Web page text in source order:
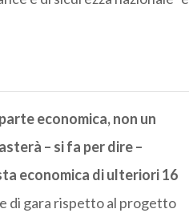
economica, non un
– si fa per dire –
economica di ulteriori 16
di gara rispetto al progetto